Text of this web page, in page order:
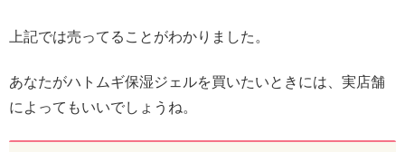
上記では売ってることがわかりました。
あなたがハトムギ保湿ジェルを買いたいときには、実店舗
によってもいいでしょうね。